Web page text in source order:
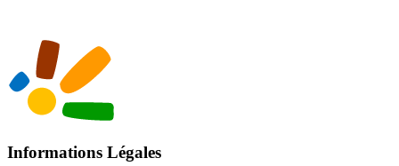
Informations Légales